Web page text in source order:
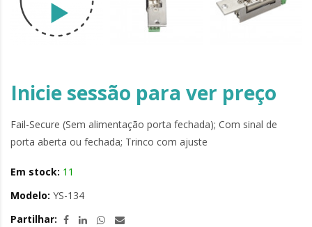
Inicie sessão para ver preço
Fail-Secure (Sem alimentação porta fechada); Com sinal de
porta aberta ou fechada; Trinco com ajuste
Em stock: 11
Modelo: YS-134
Partilhar: